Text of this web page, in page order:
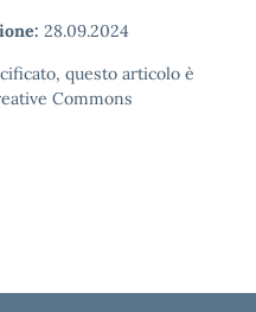
28.09.2024
questo articolo è
Commons